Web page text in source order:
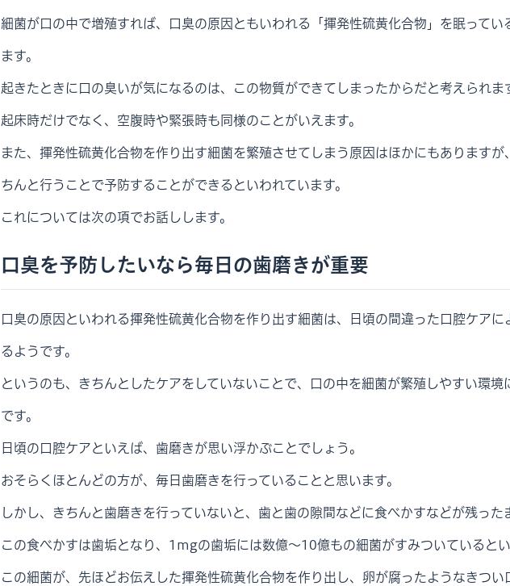
細菌が口の中で増殖すれば、口臭の原因ともいわれる「揮発性硫黄化合物」を眠ってい
ます。
起きたときに口の臭いが気になるのは、この物質ができてしまったからだと考えられま
起床時だけでなく、空腹時や緊張時も同様のことがいえます。
また、揮発性硫黄化合物を作り出す細菌を繁殖させてしまう原因はほかにもありますが
ちんと行うことで予防することができるといわれています。
これについては次の項でお話しします。
口臭を予防したいなら毎日の歯磨きが重要
口臭の原因といわれる揮発性硫黄化合物を作り出す細菌は、日頃の間違った口腔ケアに
るようです。
というのも、きちんとしたケアをしていないことで、口の中を細菌が繁殖しやすい環境
です。
日頃の口腔ケアといえば、歯磨きが思い浮かぶことでしょう。
おそらくほとんどの方が、毎日歯磨きを行っていることと思います。
しかし、きちんと歯磨きを行っていないと、歯と歯の隙間などに食べかすなどが残った
この食べかすは歯垢となり、1mgの歯垢には数億～10億もの細菌がすみついているとい
この細菌が、先ほどお伝えした揮発性硫黄化合物を作り出し、卵が腐ったようなきつ